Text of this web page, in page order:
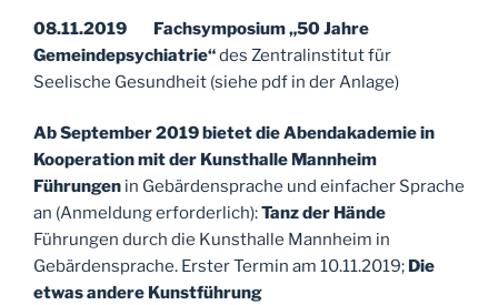
08.11.2019 Fachsymposium „50 Jahre
Gemeindepsychiatrie“des Zentralinstitut für
Seelische Gesundheit (siehe pdf in der Anlage)
Ab September 2019 bietet die Abendakademie in
Kooperation mit der Kunsthalle Mannheim
Führungen in Gebärdensprache und einfacher Sprache
an (Anmeldung erforderlich):Tanz der Hände
Führungen durch die Kunsthalle Mannheim in
Gebärdensprache. Erster Termin am 10.11.2019; Die
etwas andere Kunstführung